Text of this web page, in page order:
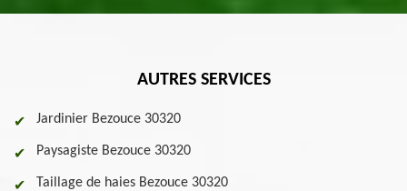
AUTRES SERVICES
Jardinier Bezouce 30320
Paysagiste Bezouce 30320
Taillage de haies Bezouce 30320